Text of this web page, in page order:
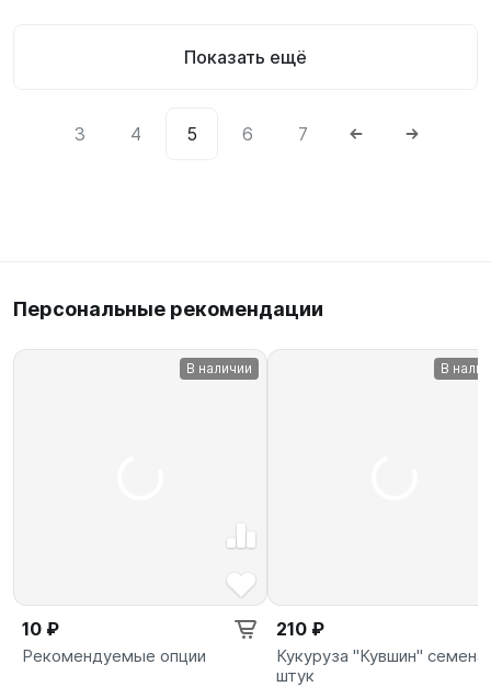
Показать ещё
3 4 5 6 7
Персональные рекомендации
В наличии
10 ₽
Рекомендуемые опции
В
210 ₽
Кукуруза "Кувшин" семена
штук